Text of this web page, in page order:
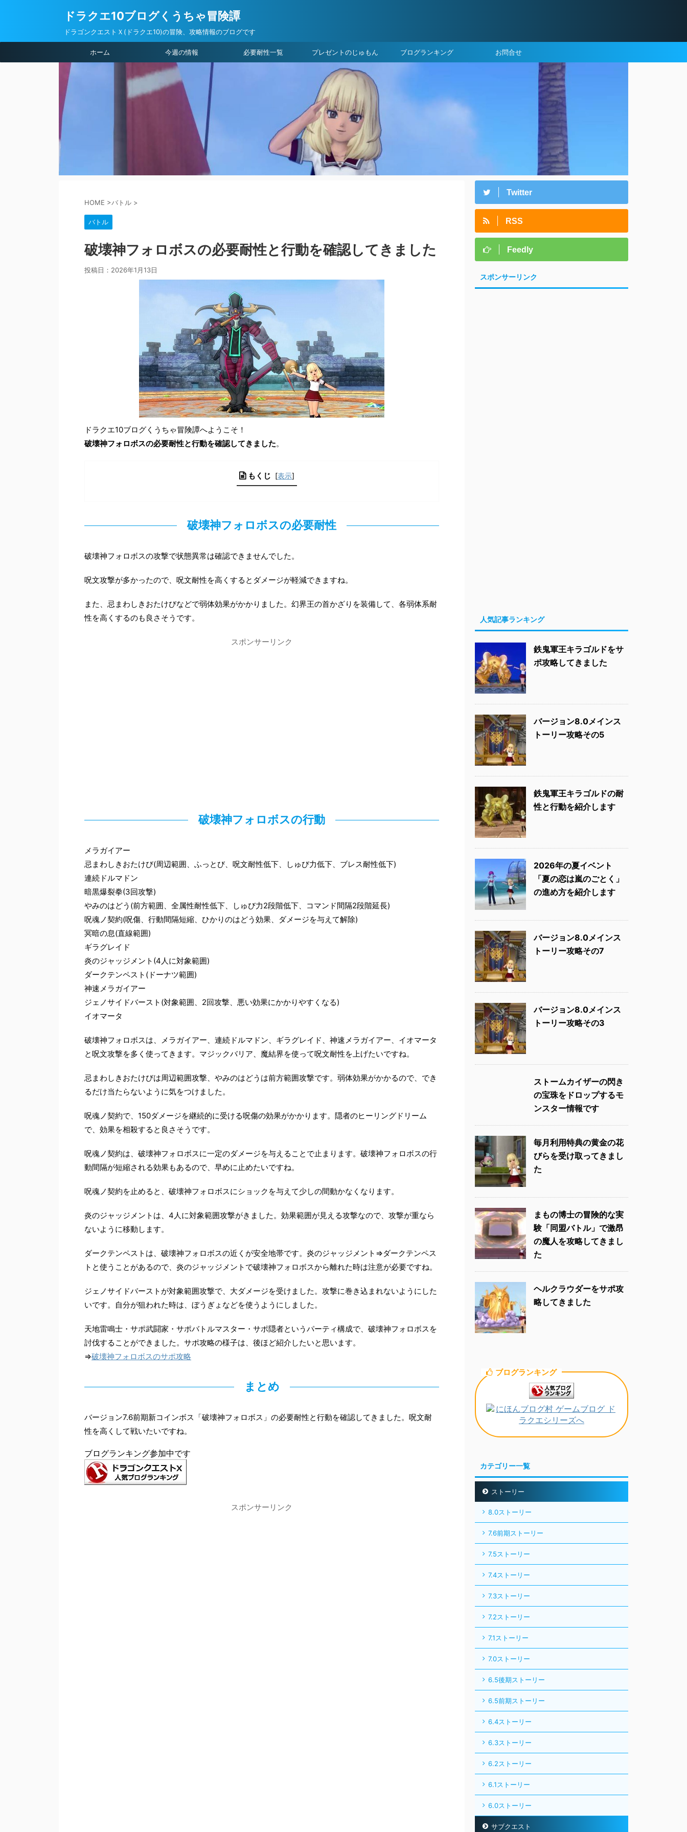
ドラクエ10ブログくうちゃ冒険譚
ドラゴンクエストＸ(ドラクエ10)の冒険、攻略情報のブログです
ホーム 今週の情報 必要耐性一覧 プレゼントのじゅもん ブログランキング お問合せ
HOME >バトル >
バトル
破壊神フォロボスの必要耐性と行動を確認してきました
投稿日： 2026年1月13日
ドラクエ10ブログくうちゃ冒険譚へようこそ！
破壊神フォロボスの必要耐性と行動を確認してきました。
もくじ [表示]
破壊神フォロボスの必要耐性
破壊神フォロボスの攻撃で状態異常は確認できませんでした。
呪文攻撃が多かったので、呪文耐性を高くするとダメージが軽減できますね。
また、忌まわしきおたけびなどで弱体効果がかかりました。幻界王の首かざりを装備して、各弱体系耐
性を高くするのも良さそうです。
スポンサーリンク
破壊神フォロボスの行動
メラガイアー
忌まわしきおたけび(周辺範囲、ふっとび、呪文耐性低下、しゅび力低下、ブレス耐性低下)
連続ドルマドン
暗黒爆裂拳(3回攻撃)
やみのはどう(前方範囲、全属性耐性低下、しゅび力2段階低下、コマンド間隔2段階延長)
呪魂ノ契約(呪傷、行動間隔短縮、ひかりのはどう効果、ダメージを与えて解除)
冥暗の息(直線範囲)
ギラグレイド
炎のジャッジメント(4人に対象範囲)
ダークテンペスト(ドーナツ範囲)
神速メラガイアー
ジェノサイドバースト(対象範囲、2回攻撃、悪い効果にかかりやすくなる)
イオマータ
破壊神フォロボスは、メラガイアー、連続ドルマドン、ギラグレイド、神速メラガイアー、イオマータ
と呪文攻撃を多く使ってきます。マジックバリア、魔結界を使って呪文耐性を上げたいですね。
忌まわしきおたけびは周辺範囲攻撃、やみのはどうは前方範囲攻撃です。弱体効果がかかるので、でき
るだけ当たらないように気をつけました。
呪魂ノ契約で、150ダメージを継続的に受ける呪傷の効果がかかります。隠者のヒーリングドリーム
で、効果を相殺すると良さそうです。
呪魂ノ契約は、破壊神フォロボスに一定のダメージを与えることで止まります。破壊神フォロボスの行
動間隔が短縮される効果もあるので、早めに止めたいですね。
呪魂ノ契約を止めると、破壊神フォロボスにショックを与えて少しの間動かなくなります。
炎のジャッジメントは、4人に対象範囲攻撃がきました。効果範囲が見える攻撃なので、攻撃が重なら
ないように移動します。
ダークテンペストは、破壊神フォロボスの近くが安全地帯です。炎のジャッジメント⇒ダークテンペス
トと使うことがあるので、炎のジャッジメントで破壊神フォロボスから離れた時は注意が必要ですね。
ジェノサイドバーストが対象範囲攻撃で、大ダメージを受けました。攻撃に巻き込まれないようにした
いです。自分が狙われた時は、ぼうぎょなどを使うようにしました。
天地雷鳴士・サポ武闘家・サポバトルマスター・サポ隠者というパーティ構成で、破壊神フォロボスを
討伐することができました。サポ攻略の様子は、後ほど紹介したいと思います。
⇒破壊神フォロボスのサポ攻略
まとめ
バージョン7.6前期新コインボス「破壊神フォロボス」の必要耐性と行動を確認してきました。呪文耐
性を高くして戦いたいですね。
ブログランキング参加中です
スポンサーリンク
Twitter
RSS
Feedly
スポンサーリンク
人気記事ランキング
鉄鬼軍王キラゴルドをサ
ポ攻略してきました
バージョン8.0メインス
トーリー攻略その5
鉄鬼軍王キラゴルドの耐
性と行動を紹介します
2026年の夏イベント
「夏の恋は嵐のごとく」
の進め方を紹介します
バージョン8.0メインス
トーリー攻略その7
バージョン8.0メインス
トーリー攻略その3
ストームカイザーの閃き
の宝珠をドロップするモ
ンスター情報です
毎月利用特典の黄金の花
びらを受け取ってきまし
た
まもの博士の冒険的な実
験「同盟バトル」で激昂
の魔人を攻略してきまし
た
ヘルクラウダーをサポ攻
略してきました
ブログランキング
カテゴリー一覧
ストーリー
8.0ストーリー
7.6前期ストーリー
7.5ストーリー
7.4ストーリー
7.3ストーリー
7.2ストーリー
7.1ストーリー
7.0ストーリー
6.5後期ストーリー
6.5前期ストーリー
6.4ストーリー
6.3ストーリー
6.2ストーリー
6.1ストーリー
6.0ストーリー
サブクエスト